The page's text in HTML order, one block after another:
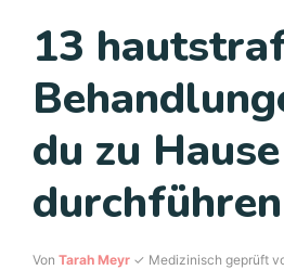
13
du zu Hause
Von Tarah Meyr ✓ Medizinisch geprüft